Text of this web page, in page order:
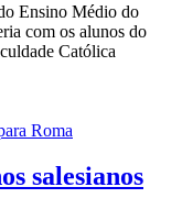
Ensino Médio do
com os alunos do
Católica
salesianos